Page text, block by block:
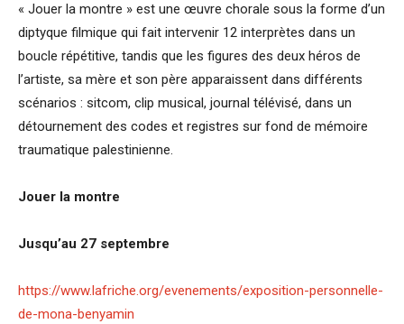
« Jouer la montre » est une œuvre chorale sous la forme d’un
diptyque filmique qui fait intervenir 12 interprètes dans un
boucle répétitive, tandis que les figures des deux héros de
l’artiste, sa mère et son père apparaissent dans différents
scénarios : sitcom, clip musical, journal télévisé, dans un
détournement des codes et registres sur fond de mémoire
traumatique palestinienne.
Jouer la montre
Jusqu’au 27 septembre
https://www.lafriche.org/evenements/exposition-personnelle-
de-mona-benyamin